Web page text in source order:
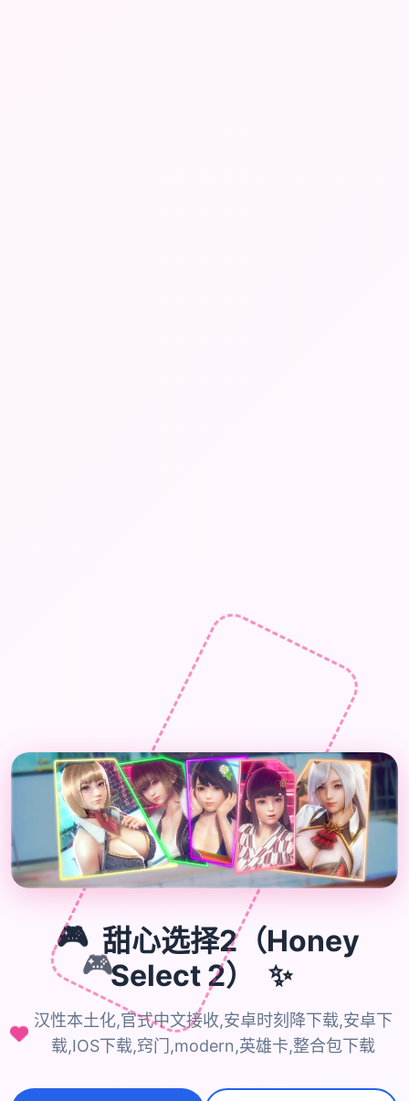
🎮
🎮 甜心选择2（Honey
Select 2）
✨
汉性本土化,官式中文接收,安卓时刻降下载,安卓下
载,IOS下载,窍门,modern,英雄卡,整合包下载